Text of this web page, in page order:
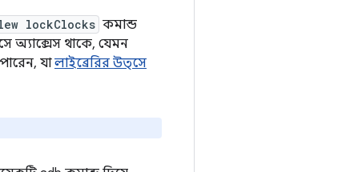
lockClocks কমান্ড
অ্যাক্সেস থাকে, যেমন
যালাইব্রেরির উত্সে